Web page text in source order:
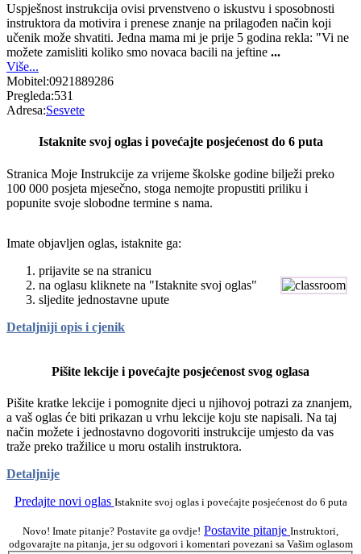
Uspješnost instrukcija ovisi prvenstveno o iskustvu i sposobnosti
instruktora da motivira i prenese znanje na prilagođen način koji
učenik može shvatiti. Jedna mama mi je prije 5 godina rekla: "Vi ne
možete zamisliti koliko smo novaca bacili na jeftine ...
Više...
Mobitel:0921889286
Pregleda:531
Adresa:Sesvete
Istaknite svoj oglas i povećajte posjećenost do 6 puta
Stranica Moje Instrukcije za vrijeme školske godine bilježi preko
100 000 posjeta mjesečno, stoga nemojte propustiti priliku i
popunite svoje slobodne termine s nama.
Imate objavljen oglas, istaknite ga:
prijavite se na stranicu
na oglasu kliknete na "Istaknite svoj oglas"
sljedite jednostavne upute
Detaljniji opis i cjenik
Pišite lekcije i povećajte posjećenost svog oglasa
Pišite kratke lekcije i pomognite djeci u njihovoj potrazi za znanjem,
a vaš oglas će biti prikazan u vrhu lekcije koju ste napisali. Na taj
način možete i jednostavno dogovoriti instrukcije umjesto da vas
traže preko tražilice u moru ostalih instruktora.
Detaljnije
Predajte novi oglas Istaknite svoj oglas i povećajte posjećenost do 6 puta
Novo! Imate pitanje? Postavite ga ovdje! Postavite pitanje Instruktori,
odgovarajte na pitanja, jer su odgovori i komentari povezani sa Vašim oglasom